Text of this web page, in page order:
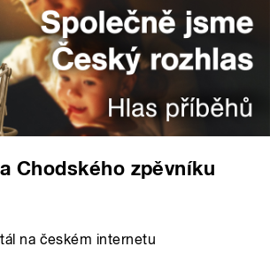
Chodského zpěvníku
na českém internetu